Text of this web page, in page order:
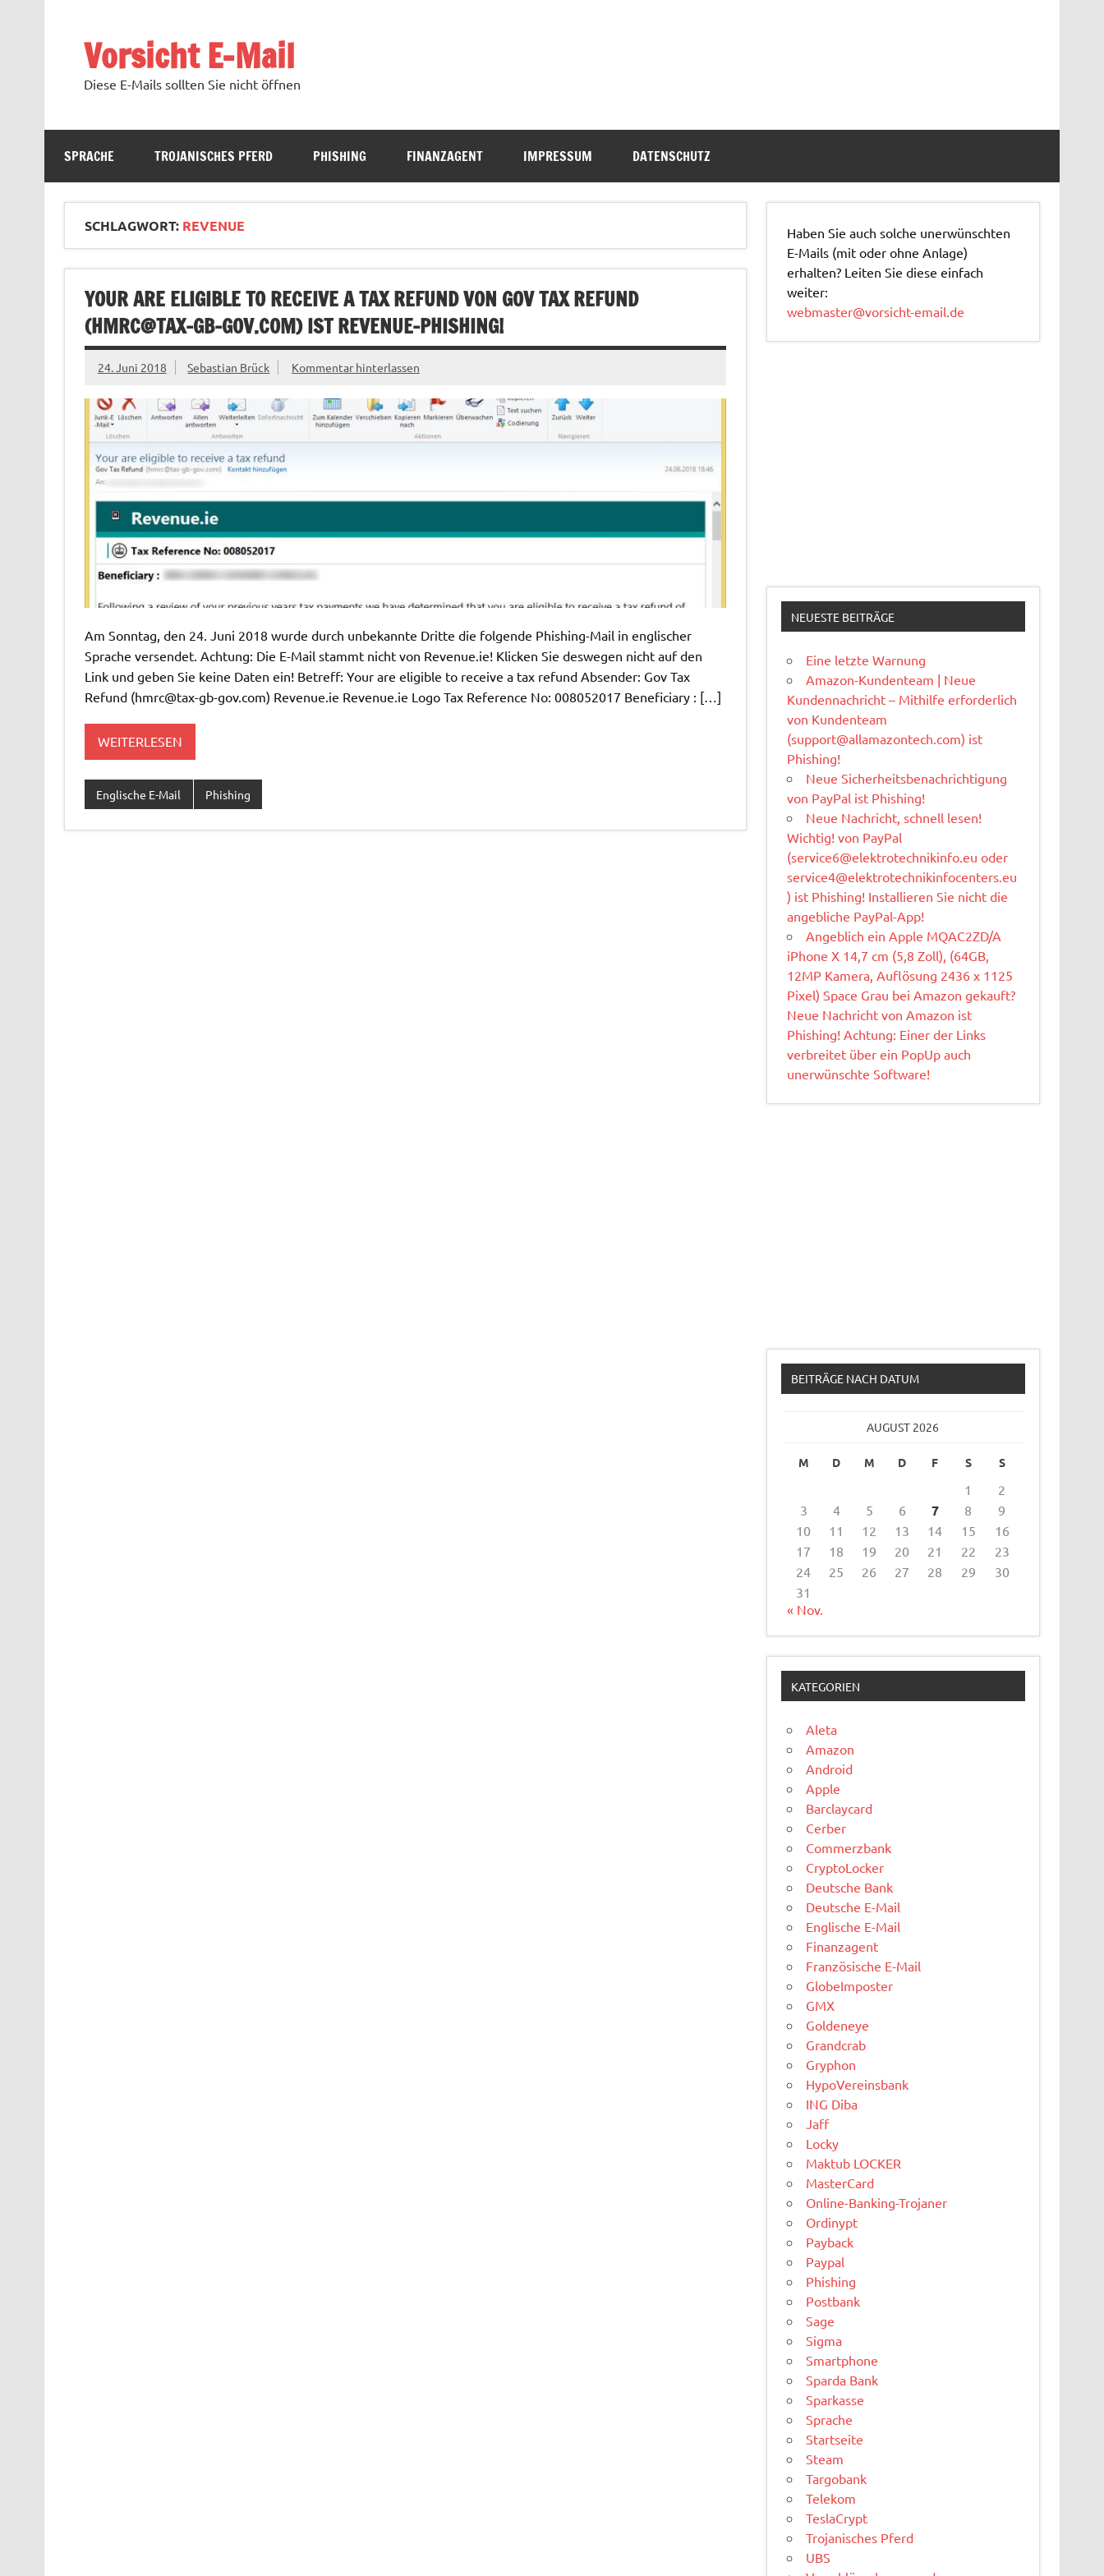
Vorsicht E-Mail
Diese E-Mails sollten Sie nicht öffnen
SPRACHE TROJANISCHES PFERD PHISHING FINANZAGENT IMPRESSUM DATENSCHUTZ
SCHLAGWORT: REVENUE
YOUR ARE ELIGIBLE TO RECEIVE A TAX REFUND VON GOV TAX REFUND
(HMRC@TAX-GB-GOV.COM) IST REVENUE-PHISHING!
24. Juni 2018 Sebastian Brück Kommentar hinterlassen
Am Sonntag, den 24. Juni 2018 wurde durch unbekannte Dritte die folgende Phishing-Mail in englischer
Sprache versendet. Achtung: Die E-Mail stammt nicht von Revenue.ie! Klicken Sie deswegen nicht auf den
Link und geben Sie keine Daten ein! Betreff: Your are eligible to receive a tax refund Absender: Gov Tax
Refund (hmrc@tax-gb-gov.com) Revenue.ie Revenue.ie Logo Tax Reference No: 008052017 Beneficiary : […]
WEITERLESEN
Englische E-Mail Phishing
Haben Sie auch solche unerwünschten
E-Mails (mit oder ohne Anlage)
erhalten? Leiten Sie diese einfach
weiter:
webmaster@vorsicht-email.de
NEUESTE BEITRÄGE
Eine letzte Warnung
Amazon-Kundenteam | Neue
Kundennachricht – Mithilfe erforderlich
von Kundenteam
(support@allamazontech.com) ist
Phishing!
Neue Sicherheitsbenachrichtigung
von PayPal ist Phishing!
Neue Nachricht, schnell lesen!
Wichtig! von PayPal
(service6@elektrotechnikinfo.eu oder
service4@elektrotechnikinfocenters.eu
) ist Phishing! Installieren Sie nicht die
angebliche PayPal-App!
Angeblich ein Apple MQAC2ZD/A
iPhone X 14,7 cm (5,8 Zoll), (64GB,
12MP Kamera, Auflösung 2436 x 1125
Pixel) Space Grau bei Amazon gekauft?
Neue Nachricht von Amazon ist
Phishing! Achtung: Einer der Links
verbreitet über ein PopUp auch
unerwünschte Software!
BEITRÄGE NACH DATUM
AUGUST 2026
M D M D F S S
1
2
3
4 5 6 7 8
9
10
11 12 13 14 15
16
17
18 19 20 21 22
23
24
25 26 27 28 29
30
31
« Nov.
KATEGORIEN
Aleta
Amazon
Android
Apple
Barclaycard
Cerber
Commerzbank
CryptoLocker
Deutsche Bank
Deutsche E-Mail
Englische E-Mail
Finanzagent
Französische E-Mail
GlobeImposter
GMX
Goldeneye
Grandcrab
Gryphon
HypoVereinsbank
ING Diba
Jaff
Locky
Maktub LOCKER
MasterCard
Online-Banking-Trojaner
Ordinypt
Payback
Paypal
Phishing
Postbank
Sage
Sigma
Smartphone
Sparda Bank
Sparkasse
Sprache
Startseite
Steam
Targobank
Telekom
TeslaCrypt
Trojanisches Pferd
UBS